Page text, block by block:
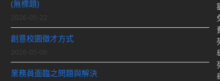
(無標題)
創意校園徵才方式
業務員面臨之問題與解決